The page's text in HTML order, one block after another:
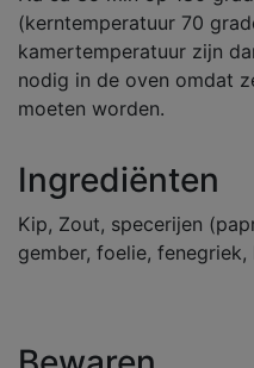
(kerntemperatuur 70
kamertemperatuur zijn
nodig in de oven omdat
moeten worden.
Ingrediënten
Kip, Zout, specerijen
gember, foelie,